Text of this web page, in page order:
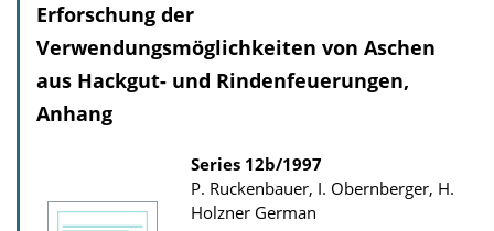
Erforschung der
Verwendungsmöglichkeiten von Aschen
aus Hackgut- und Rindenfeuerungen,
Anhang
Series 12b/1997
P. Ruckenbauer, I. Obernberger, H.
Holzner German